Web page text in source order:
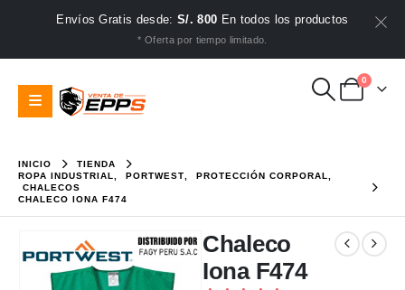
Envíos Gratis desde:S/. 800 En todos los productos
* Oferta por tiempo limitado.
0
INICIO
TIENDA
ROPA INDUSTRIAL
PORTWEST PROTECCIÓN CORPORAL
CHALECOS
CHALECO IONA F474
Chaleco
Iona F474